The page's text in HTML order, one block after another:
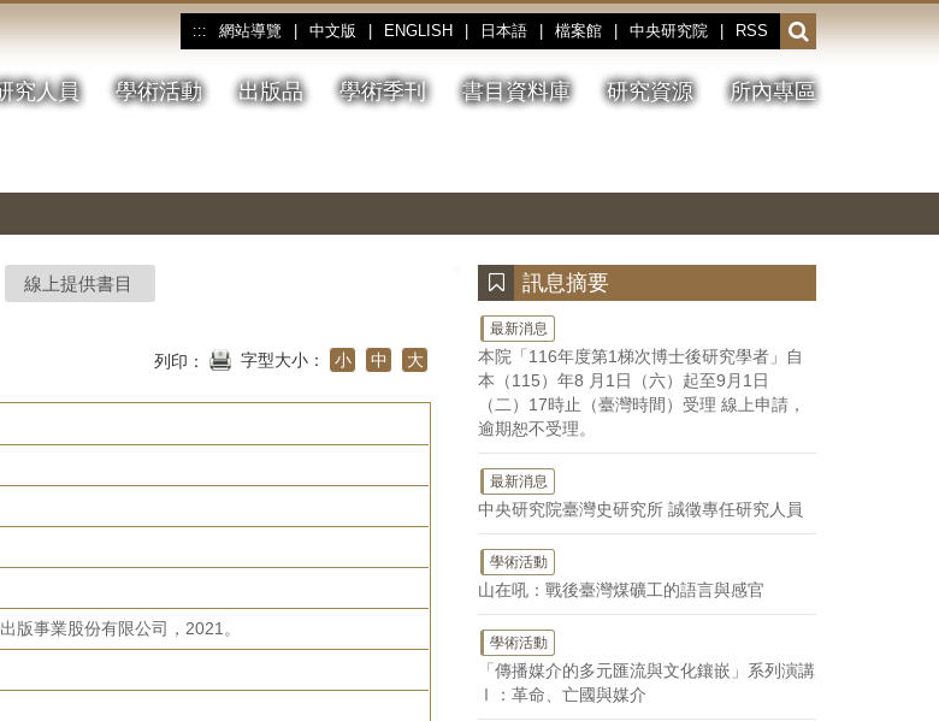
::: 網站導覽 中文版 ENGLISH 日本語 檔案館 中央研究院 RSS
開
啟
或
收
究人員 學術活動 出版品 學術季刊 書目資料庫 研究資源 所內專區
停、
圖
圖
結
線上提供書目
列印： 字型大小： 小 中 大
版事業股份有限公司，2021。
訊息摘要
最新消息
本院「116年度第1梯次博士後研究學者」自
本（115）年8 月1日（六）起至9月1日
（二）17時止（臺灣時間）受理 線上申請，
逾期恕不受理。
最新消息
中央研究院臺灣史研究所 誠徵專任研究人員
學術活動
山在吼：戰後臺灣煤礦工的語言與感官
學術活動
「傳播媒介的多元匯流與文化鑲嵌」系列演講
Ⅰ：革命、亡國與媒介